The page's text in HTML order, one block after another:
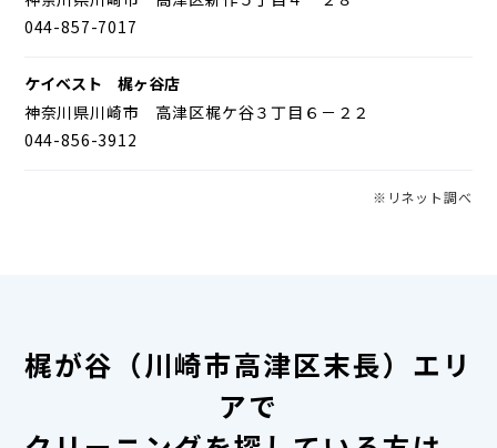
044-857-7017
ケイベスト 梶ヶ谷店
神奈川県川崎市 高津区梶ケ谷３丁目６－２２
044-856-3912
※リネット調べ
梶が谷（川崎市高津区末長）エリ
アで